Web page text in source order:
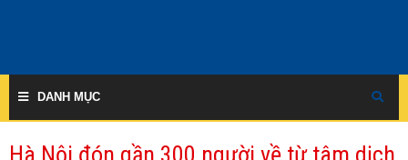
DANH MỤC
Hà Nội đón gần 300 người về từ tâm dịch